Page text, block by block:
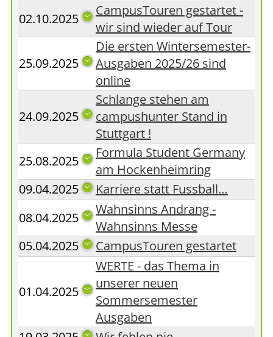
02.10.2025
CampusTouren gestartet -
wir sind wieder auf Tour
25.09.2025
Die ersten Wintersemester-
Ausgaben 2025/26 sind
online
24.09.2025
Schlange stehen am
campushunter Stand in
Stuttgart !
25.08.2025
Formula Student Germany
am Hockenheimring
09.04.2025
Karriere statt Fussball…
08.04.2025
Wahnsinns Andrang -
Wahnsinns Messe
05.04.2025
CampusTouren gestartet
01.04.2025
WERTE - das Thema in
unserer neuen
Sommersemester
Ausgaben